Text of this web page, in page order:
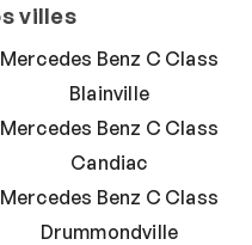
villes
Mercedes Benz C Class
Blainville
Mercedes Benz C Class
Candiac
Mercedes Benz C Class
Drummondville